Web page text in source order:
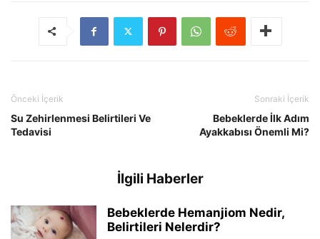
Önceki İçerik
Su Zehirlenmesi Belirtileri Ve
Tedavisi
Sonraki İçerik
Bebeklerde İlk Adım
Ayakkabısı Önemli Mi?
İlgili Haberler
Bebeklerde Hemanjiom Nedir,
Belirtileri Nelerdir?